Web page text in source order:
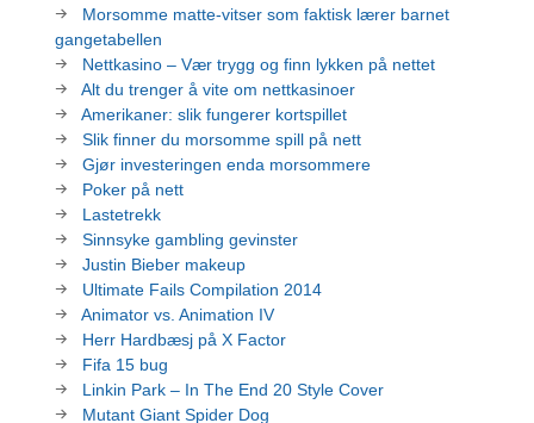
Morsomme matte-vitser som faktisk lærer barnet
gangetabellen
Nettkasino – Vær trygg og finn lykken på nettet
Alt du trenger å vite om nettkasinoer
Amerikaner: slik fungerer kortspillet
Slik finner du morsomme spill på nett
Gjør investeringen enda morsommere
Poker på nett
Lastetrekk
Sinnsyke gambling gevinster
Justin Bieber makeup
Ultimate Fails Compilation 2014
Animator vs. Animation IV
Herr Hardbæsj på X Factor
Fifa 15 bug
Linkin Park – In The End 20 Style Cover
Mutant Giant Spider Dog